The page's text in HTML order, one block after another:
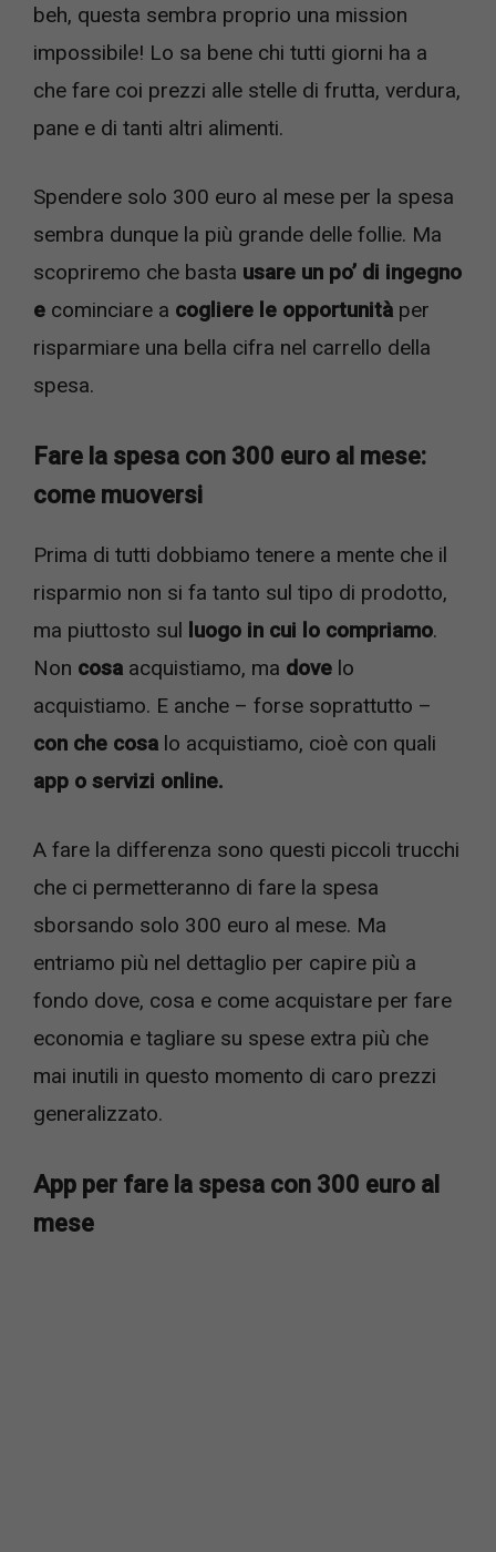
beh, questa sembra proprio una mission
impossibile! Lo sa bene chi tutti giorni ha a
che fare coi prezzi alle stelle di frutta, verdura,
pane e di tanti altri alimenti.
Spendere solo 300 euro al mese per la spesa
sembra dunque la più grande delle follie. Ma
scopriremo che basta usare un po’ di ingegno
e cominciare a cogliere le opportunità per
risparmiare una bella cifra nel carrello della
spesa.
Fare la spesa con 300 euro al mese:
come muoversi
Prima di tutti dobbiamo tenere a mente che il
risparmio non si fa tanto sul tipo di prodotto,
ma piuttosto sul luogo in cui lo compriamo.
Non cosa acquistiamo, ma dove lo
acquistiamo. E anche – forse soprattutto –
con che cosa lo acquistiamo, cioè con quali
app o servizi online.
A fare la differenza sono questi piccoli trucchi
che ci permetteranno di fare la spesa
sborsando solo 300 euro al mese. Ma
entriamo più nel dettaglio per capire più a
fondo dove, cosa e come acquistare per fare
economia e tagliare su spese extra più che
mai inutili in questo momento di caro prezzi
generalizzato.
App per fare la spesa con 300 euro al
mese